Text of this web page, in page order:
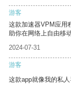
游客
这款加速器VPM应用
助你在网络上自由移动
2024-07-31
游客
这款app就像我的私